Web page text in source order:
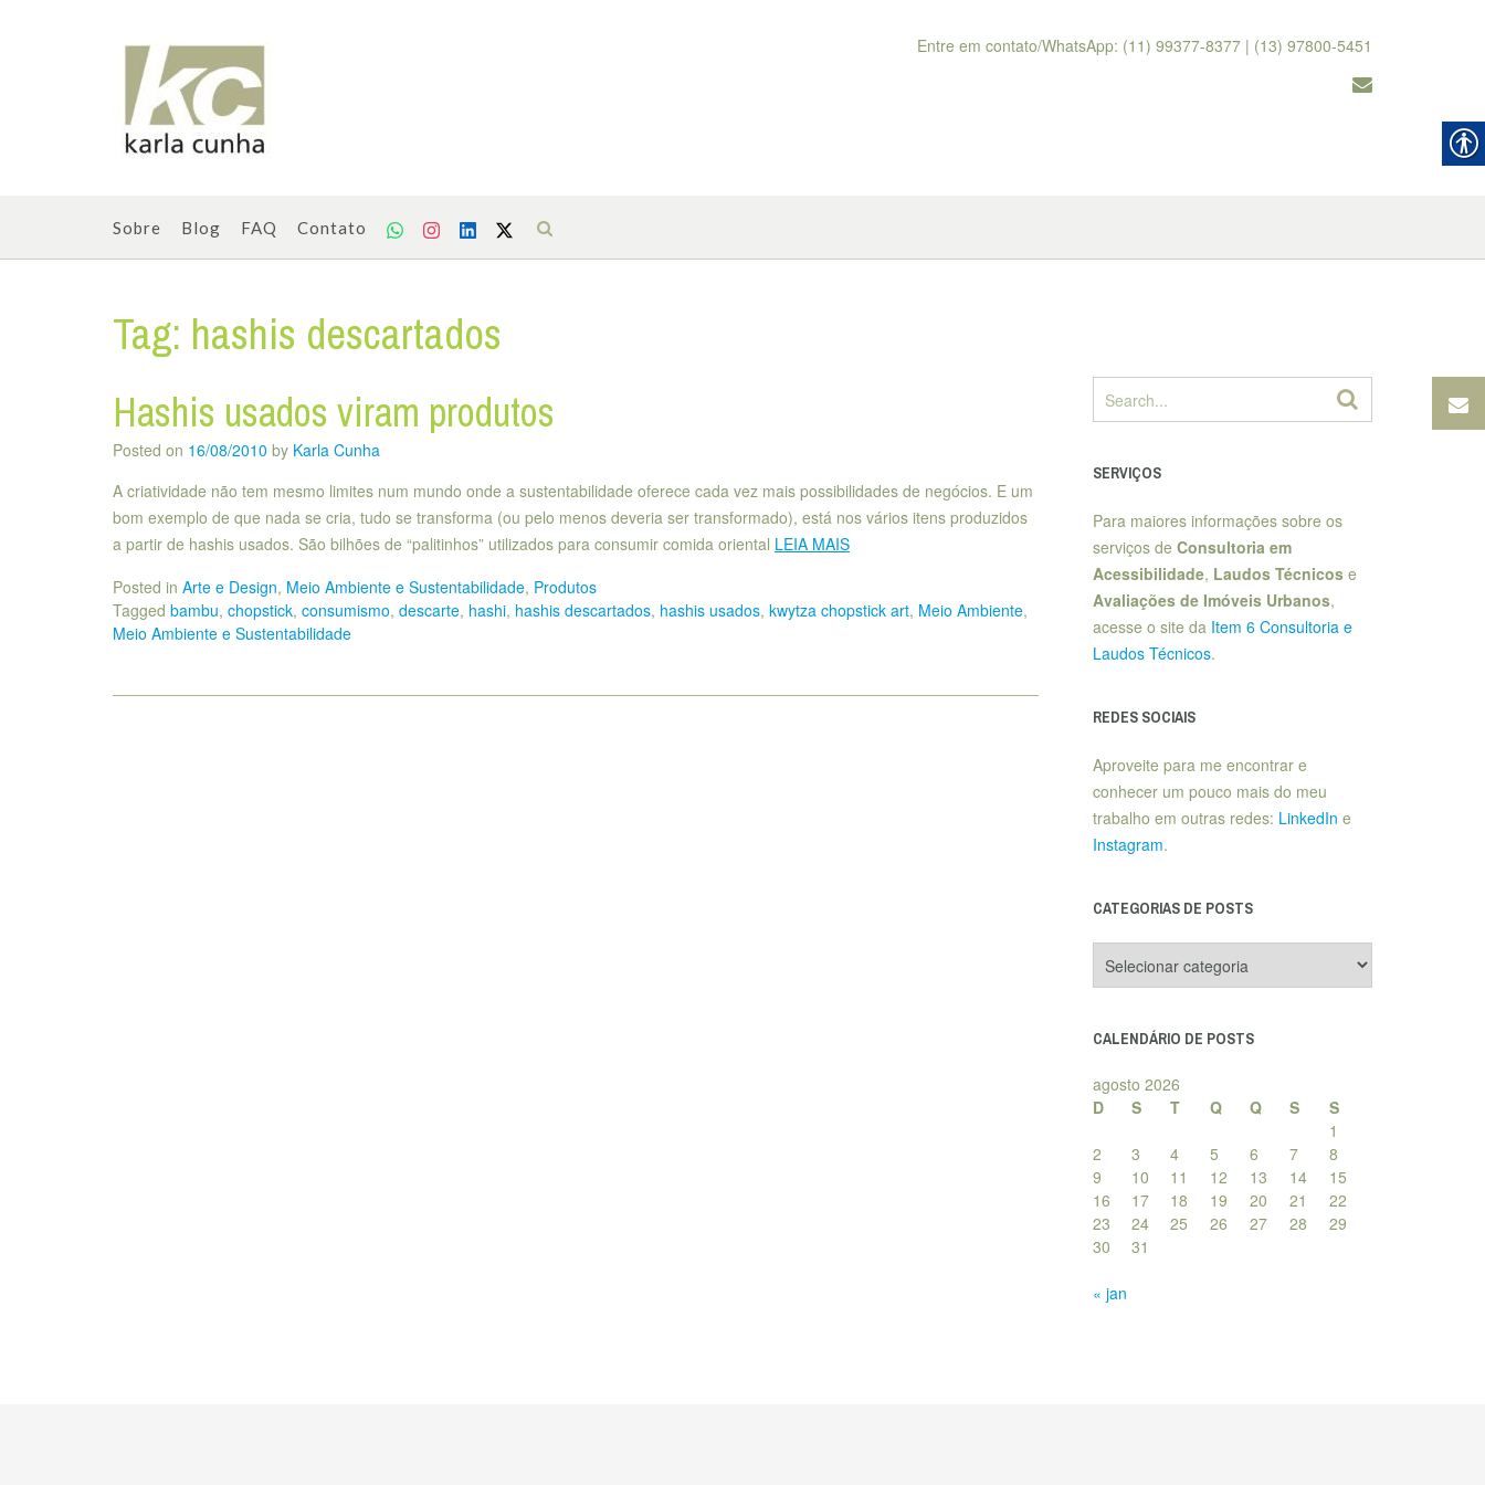
Entre em contato/WhatsApp: (11) 99377-8377 | (13) 97800-5451
Sobre Blog FAQ Contato
Tag: hashis descartados
Hashis usados viram produtos
Posted on 16/08/2010 by Karla Cunha
A criatividade não tem mesmo limites num mundo onde a sustentabilidade oferece cada vez mais possibilidades de negócios. E um
bom exemplo de que nada se cria, tudo se transforma (ou pelo menos deveria ser transformado), está nos vários itens produzidos
a partir de hashis usados. São bilhões de “palitinhos” utilizados para consumir comida oriental LEIA MAIS
Posted in Arte e Design, Meio Ambiente e Sustentabilidade, Produtos
Tagged bambu, chopstick, consumismo, descarte, hashi, hashis descartados, hashis usados, kwytza chopstick art, Meio Ambiente,
Meio Ambiente e Sustentabilidade
SERVIÇOS
Para maiores informações sobre os
serviços de Consultoria em
Acessibilidade, Laudos Técnicose
Avaliações de Imóveis Urbanos,
acesse o site da Item 6 Consultoria e
Laudos Técnicos.
REDES SOCIAIS
Aproveite para me encontrar e
conhecer um pouco mais do meu
trabalho em outras redes: LinkedIn e
Instagram.
CATEGORIAS DE POSTS
de
CALENDÁRIO DE POSTS
agosto 2026
D
S T Q Q S
S
1
2
3 4 5 6 7
8
9
10 11 12 13 14
15
16
17 18 19 20 21
22
23
24 25 26 27 28
29
30
31
« jan